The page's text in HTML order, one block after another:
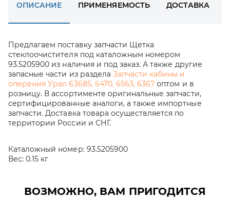
ОПИСАНИЕ ПРИМЕНЯЕМОСТЬ ДОСТАВКА
Предлагаем поставку запчасти Щетка
стеклоочистителя под каталожным номером
93.5205900 из наличия и под заказ. А также другие
запасные части из раздела Запчасти кабины и
оперения Урал 63685, 6470, 6563, 6367 оптом и в
розницу. В ассортименте оригинальные запчасти,
сертифицированные аналоги, а также импортные
запчасти. Доставка товара осуществляется по
территории России и СНГ.
Каталожный номер: 93.5205900
Вес: 0.15 кг
ВОЗМОЖНО, ВАМ ПРИГОДИТСЯ